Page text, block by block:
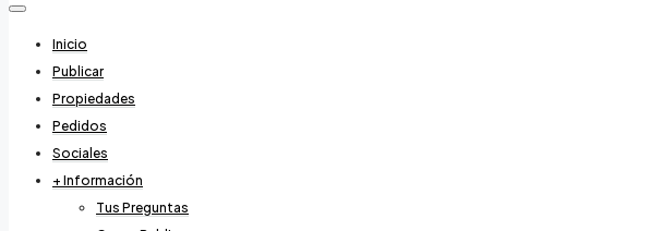
Inicio
Publicar
Propiedades
Pedidos
Sociales
+ Información
Tus Preguntas